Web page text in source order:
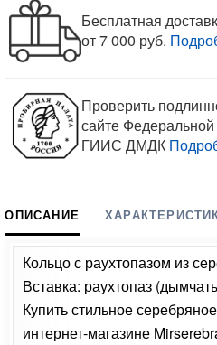
Бесплатная
от 7 000 руб.
Проверить
сайте
ГИИС ДМДК
ОПИСАНИЕ
Кольцо с раухтопазом из
Вставка: раухтопаз
Купить стильное
интернет-магазине